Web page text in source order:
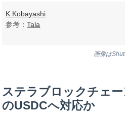
K.Kobayashi
参考：Tala
画像は
ステラブロックチェー
のUSDCへ対応か